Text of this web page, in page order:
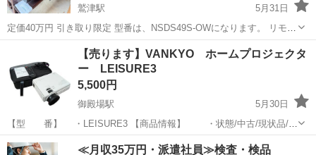
鷲津駅
5月31日
定価40万円 引き取り限定 型番は、NSDS49S-OWになります。 リモコ
ンを販売元に確認して取り寄せています。 手に入り次第の受け渡しと
用できる方へお...
鷲津駅 プロジェクター、ホームシアター
【売ります】VANKYO ホームプロジェクタ
ー LEISURE3
5,500円
御殿場駅
5月30日
【型 番】 ・LEISURE3 【商品情報】 ・状態/中古/現状品/使
用感あり。 ・動作/確認済 ・特徴/リモコンあり ・付属品は画像
が全てです。 【店内番号】 ・JIMO-3910 ...
静岡 御殿場市 御殿場駅
≪月収35万円・派遣社員≫検査・検品